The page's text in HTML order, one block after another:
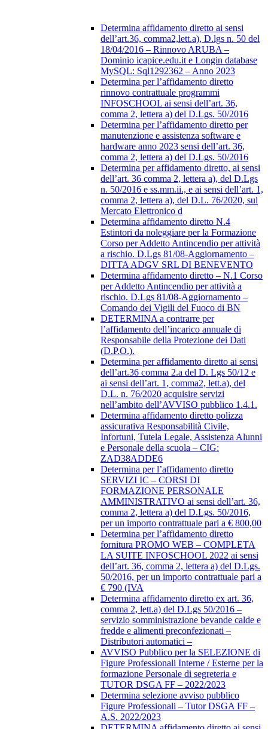
Determina affidamento diretto ai sensi
dell’art.36, comma2,lett.a), D.lgs n. 50 del
18/04/2016 – Rinnovo ARUBA –
Dominio icapice.edu.it e Longin database
MySQL: Sql1292362 – Anno 2023
Determina per l’affidamento diretto
rinnovo contrattuale programmi
INFOSCHOOL ai sensi dell’art. 36,
comma 2, lettera a) del D.Lgs. 50/2016
Determina per l’affidamento diretto per
manutenzione e assistenza software e
hardware anno 2023 sensi dell’art. 36,
comma 2, lettera a) del D.Lgs. 50/2016
Determina per affidamento diretto, ai sensi
dell’art. 36 comma 2, lettera a), del D.Lgs
n. 50/2016 e ss.mm.ii., e ai sensi dell’art. 1,
comma 2, lettera a), del D.L. 76/2020, sul
Mercato Elettronico d
Determina affidamento diretto N.4
Estintori da noleggiare per la Formazione
Corso per Addetto Antincendio per attività
a rischio. D.Lgs 81/08-Aggiornamento –
DITTA ADGV SRL DI BENEVENTO
Determina affidamento diretto – N.1 Corso
per Addetto Antincendio per attività a
rischio. D.Lgs 81/08-Aggiornamento –
Comando dei Vigili del Fuoco di BN
DETERMINA a contrarre per
l’affidamento dell’incarico annuale di
Responsabile della Protezione dei Dati
(D.P.O.).
Determina per affidamento diretto ai sensi
dell’art.36 comma 2.a del D. Lgs 50/12 e
ai sensi dell’art. 1, comma2, lett.a), del
D.L. n. 76/2020 acquisire servizi
nell’ambito dell’AVVISO pubblico 1.4.1.
Determina affidamento diretto polizza
assicurativa Responsabilità Civile,
Infortuni, Tutela Legale, Assistenza Alunni
e Personale della scuola – CIG:
ZAD38ADDE6
Determina per l’affidamento diretto
SERVIZI IC – CORSI DI
FORMAZIONE PERSONALE
AMMINISTRATIVO ai sensi dell’art. 36,
comma 2, lettera a) del D.Lgs. 50/2016,
per un importo contrattuale pari a € 800,00
Determina per l’affidamento diretto
fornitura PROMO WEB – COMPLETA
LA SUITE INFOSCHOOL 2022 ai sensi
dell’art. 36, comma 2, lettera a) del D.Lgs.
50/2016, per un importo contrattuale pari a
€ 790 (IVA
Determina affidamento diretto ex art. 36,
comma 2, lett.a) del D.Lgs 50/2016 –
servizio somministrazione bevande calde e
fredde e alimenti preconfezionati –
Distributori automatici –
AVVISO Pubblico per la SELEZIONE di
Figure Professionali Interne / Esterne per la
formazione Personale di segreteria e
TUTOR DSGA FF – 2022/2023
Determina selezione avviso pubblico
Figure Professionali – Tutor DSGA FF –
A.S. 2022/2023